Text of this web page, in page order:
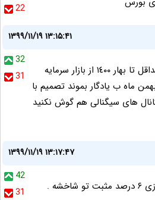
22
۱۳۹۹/۱۱/۱۹ ۱۳:۱۵:۴۱
32
31
تا ضررتون جبران نشده ، حداقل تا بهار ١٤٠٠ از بازار سرمايه
ماه ب یادگار بموند تصميم با
هاى سيگنالى هم گوش نكنيد
۱۳۹۹/۱۱/۱۹ ۱۳:۱۷:۴۷
42
31
.